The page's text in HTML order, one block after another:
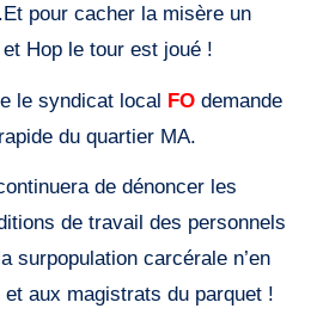
pour cacher la misère un
Hop le tour est joué !
le syndicat local FO demande
du quartier MA.
de dénoncer les
de travail des personnels
surpopulation carcérale n’en
aux magistrats du parquet !